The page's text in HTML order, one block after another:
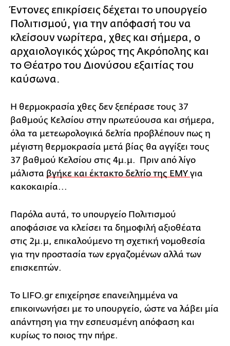
Έντονες επικρίσεις δέχεται το υπουργείο
Πολιτισμού, για την απόφασή του να
κλείσουν νωρίτερα, χθες και σήμερα, ο
αρχαιολογικός χώρος της Ακρόπολης και
το Θέατρο του Διονύσου εξαιτίας του
καύσωνα.
Η θερμοκρασία χθες δεν ξεπέρασε τους 37
βαθμούς Κελσίου στην πρωτεύουσα και σήμερα,
όλα τα μετεωρολογικά δελτία προβλέπουν πως η
μέγιστη θερμοκρασία μετά βίας θα αγγίξει τους
37 βαθμού Κελσίου στις 4μ.μ. Πριν από λίγο
μάλιστα βγήκε και έκτακτο δελτίο της ΕΜΥ για
κακοκαιρία...
Παρόλα αυτά, το υπουργείο Πολιτισμού
αποφάσισε να κλείσει τα δημοφιλή αξιοθέατα
στις 2μ.μ, επικαλούμενο τη σχετική νομοθεσία
για την προστασία των εργαζομένων αλλά των
επισκεπτών.
Το LIFO.gr επιχείρησε επανειλημμένα να
επικοινωνήσει με το υπουργείο, ώστε να λάβει μία
απάντηση για την εσπευσμένη απόφαση και
κυρίως το ποιος την πήρε.